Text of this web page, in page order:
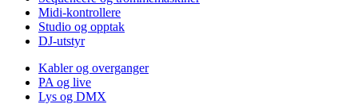
Midi-kontrollere
Studio og opptak
DJ-utstyr
Kabler og overganger
PA og live
Lys og DMX